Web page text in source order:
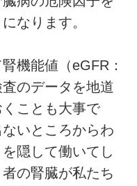
なります。
機能値（eGFR：
のデータを地道
ことも大事で
いところからわ
隠して働いてし
の腎臓が私たち